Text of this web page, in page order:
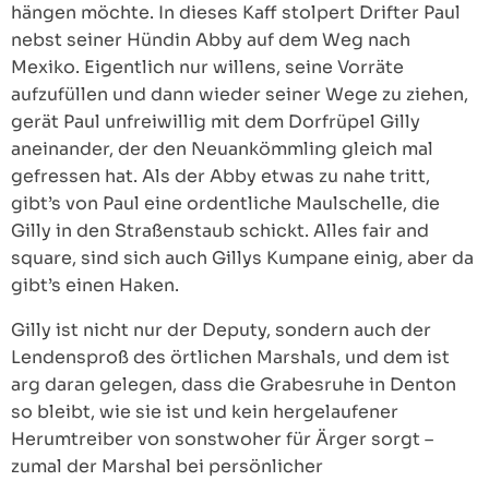
hängen möchte. In dieses Kaff stolpert Drifter Paul
nebst seiner Hündin Abby auf dem Weg nach
Mexiko. Eigentlich nur willens, seine Vorräte
aufzufüllen und dann wieder seiner Wege zu ziehen,
gerät Paul unfreiwillig mit dem Dorfrüpel Gilly
aneinander, der den Neuankömmling gleich mal
gefressen hat. Als der Abby etwas zu nahe tritt,
gibt’s von Paul eine ordentliche Maulschelle, die
Gilly in den Straßenstaub schickt. Alles fair and
square, sind sich auch Gillys Kumpane einig, aber da
gibt’s einen Haken.
Gilly ist nicht nur der Deputy, sondern auch der
Lendensproß des örtlichen Marshals, und dem ist
arg daran gelegen, dass die Grabesruhe in Denton
so bleibt, wie sie ist und kein hergelaufener
Herumtreiber von sonstwoher für Ärger sorgt –
zumal der Marshal bei persönlicher